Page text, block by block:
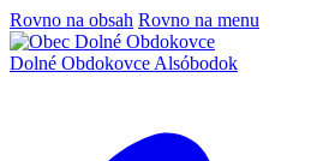
Rovno na obsah Rovno na menu
Dolné Obdokovce Alsóbodok